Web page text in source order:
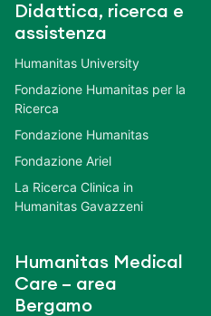
Didattica, ricerca e
assistenza
Humanitas University
Fondazione Humanitas per la
Ricerca
Fondazione Humanitas
Fondazione Ariel
La Ricerca Clinica in
Humanitas Gavazzeni
Humanitas Medical
Care – area
Bergamo